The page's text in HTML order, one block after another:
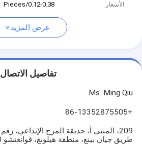
الأسعار
0.12-0.38/Pieces
عرض المزيد
تفاصيل الاتصال
Ms. Ming Qiu
+86-13352875505
طريق جيان بينغ، منطقة هيلونغ، قوانغتشو 510440، الصين